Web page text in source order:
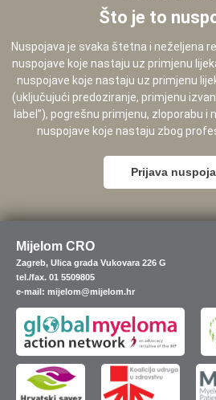
Što je to
Nuspojava je svaka štetna i neželjena
nuspojave koje nastaju uz primjenu
nuspojave koje nastaju uz primjenu
(uključujući predoziranje, primjenu
label”), pogrešnu primjenu, zloporabu
nuspojave koje nastaju zbog
Prijava
Mijelom CRO
Zagreb, Ulica grada Vukovara 226 G
tel./fax. 01 5509805
e-mail: mijelom@mijelom.hr